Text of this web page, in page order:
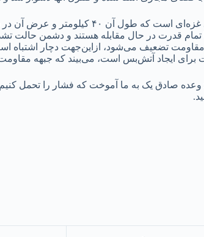
تمام قدرت در حال مقابله هستند و دشمن
تضعیف می‌شود، ازاین‌جهت دچار اشتباه
برای ایجاد آتش‌بس است، می‌بیند که جبهه
صادق یک به ما آموخت که فشار را تحمل کنیم